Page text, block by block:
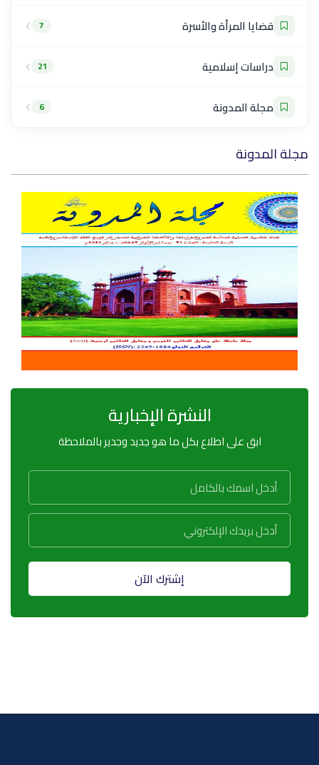
قضايا المرأة والأسرة 7
دراسات إسلامية 21
مجلة المدونة 6
مجلة المدونة
النشرة الإخبارية
ابق على اطلاع بكل ما هو جديد وجدير بالملاحظة
إشترك الآن